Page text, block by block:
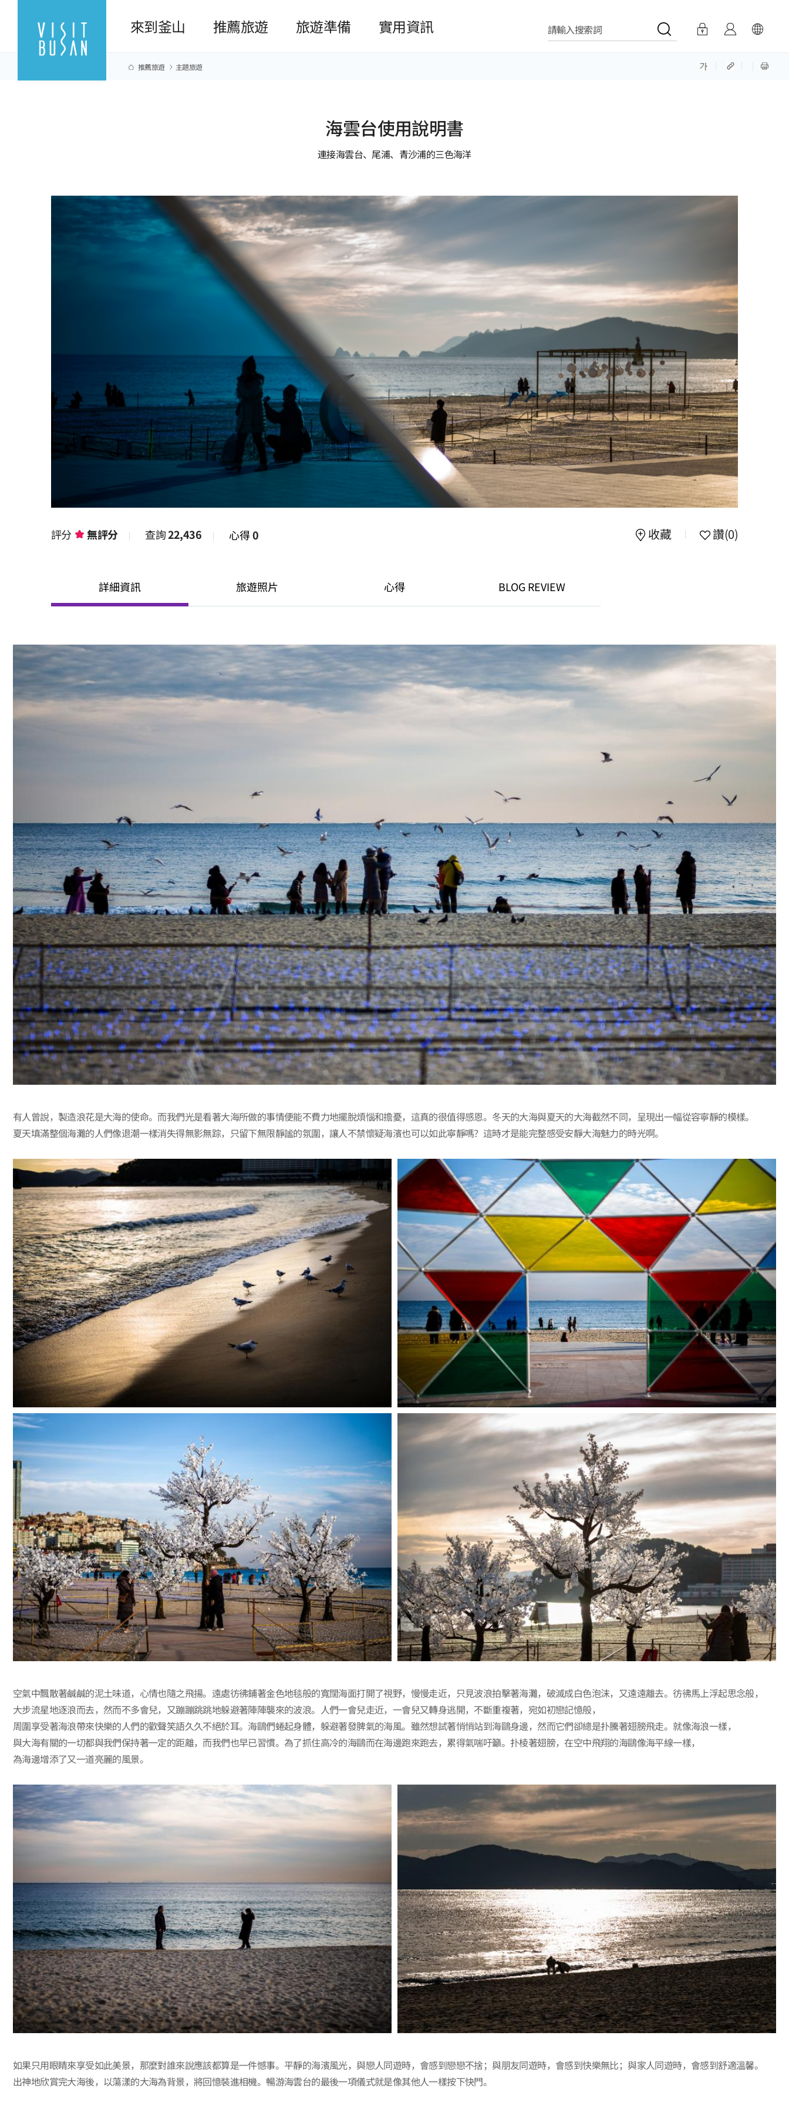
來到釜山 推薦旅遊 旅遊準備 實用資訊 請輸入搜索詞
推薦旅遊 主題旅遊
海雲台使用說明書
連接海雲台、尾浦、青沙浦的三色海洋
評分 無評分 查詢22,436 心得0 收藏 讚(0)
詳細資訊 旅遊照片 心得 BLOG REVIEW
有人曾說，製造浪花是大海的使命。而我們光是看著大海所做的事情便能不費力地擺脫煩惱和擔憂，這真的很值得感恩。冬天的大海與夏天的大海截然不同，呈現出一幅從容寧靜的模樣。
夏天填滿整個海灘的人們像退潮一樣消失得無影無踪，只留下無限靜謐的氛圍，讓人不禁懷疑海濱也可以如此寧靜嗎？這時才是能完整感受安靜大海魅力的時光啊。
空氣中飄散著鹹鹹的泥土味道，心情也隨之飛揚。遠處彷彿鋪著金色地毯般的寬闊海面打開了視野，慢慢走近，只見波浪拍擊著海灘，破滅成白色泡沫，又遠遠離去。彷彿馬上浮起思念般，
大步流星地逐浪而去，然而不多會兒，又蹦蹦跳跳地躲避著陣陣襲來的波浪。人們一會兒走近，一會兒又轉身逃開，不斷重複著，宛如初戀記憶般，
周圍享受著海浪帶來快樂的人們的歡聲笑語久久不絕於耳。海鷗們蜷起身體，躲避著發脾氣的海風。雖然想試著悄悄站到海鷗身邊，然而它們卻總是扑騰著翅膀飛走。就像海浪一樣，
與大海有關的一切都與我們保持著一定的距離，而我們也早已習慣。為了抓住高冷的海鷗而在海邊跑來跑去，累得氣喘吁籲。扑棱著翅膀，在空中飛翔的海鷗像海平線一樣，
為海邊增添了又一道亮麗的風景。
如果只用眼睛來享受如此美景，那麼對誰來說應該都算是一件憾事。平靜的海濱風光，與戀人同遊時，會感到戀戀不捨；與朋友同遊時，會感到快樂無比；與家人同遊時，會感到舒適溫馨。
出神地欣賞完大海後，以蕩漾的大海為背景，將回憶裝進相機。暢游海雲台的最後一項儀式就是像其他人一樣按下快門。